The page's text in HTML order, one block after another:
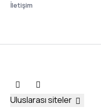
İletişim
Uluslarası siteler